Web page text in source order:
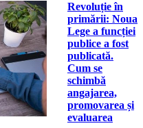
Revoluție în
primării: Noua
Lege a funcției
publice a fost
publicată.
Cum se
schimbă
angajarea,
promovarea și
evaluarea